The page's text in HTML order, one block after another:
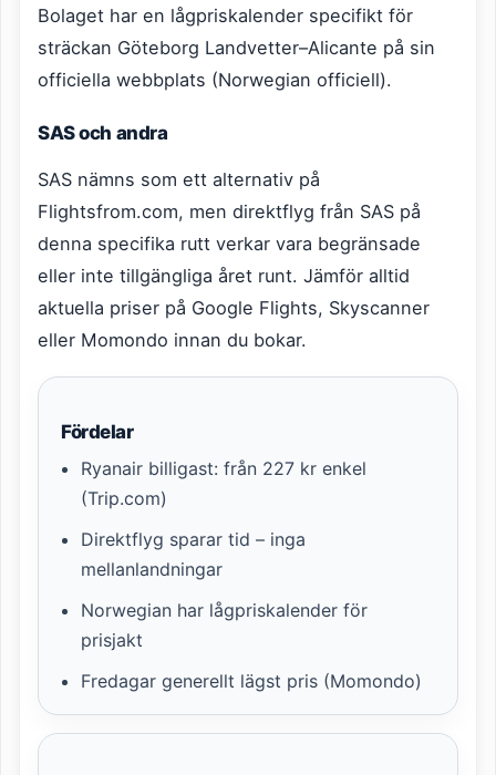
Bolaget har en lågpriskalender specifikt för
sträckan Göteborg Landvetter–Alicante på sin
officiella webbplats (Norwegian officiell).
SAS och andra
SAS nämns som ett alternativ på
Flightsfrom.com, men direktflyg från SAS på
denna specifika rutt verkar vara begränsade
eller inte tillgängliga året runt. Jämför alltid
aktuella priser på Google Flights, Skyscanner
eller Momondo innan du bokar.
Fördelar
Ryanair billigast: från 227 kr enkel
(Trip.com)
Direktflyg sparar tid – inga
mellanlandningar
Norwegian har lågpriskalender för
prisjakt
Fredagar generellt lägst pris (Momondo)